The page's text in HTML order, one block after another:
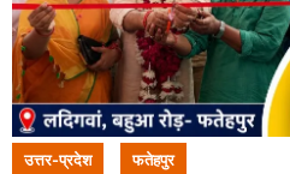
उत्तर-प्रदेश फतेहपुर